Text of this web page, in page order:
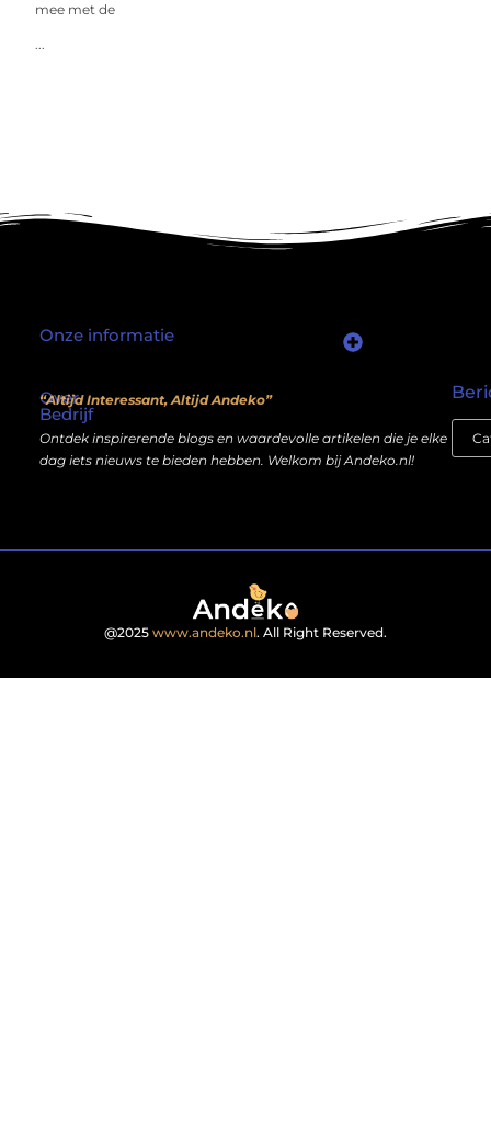
mee met de
...
Over
Bedrijf
“Altijd Interessant, Altijd Andeko”
Ontdek inspirerende blogs en waardevolle artikelen die je elke
dag iets nieuws te bieden hebben. Welkom bij Andeko.nl!
Onze informatie
@2025 www.andeko.nl. All Right Reserved.